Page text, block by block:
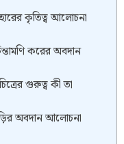
কৃতিত্ব আলোচনা
করের অবদান
গুরুত্ব কী তা
অবদান আলোচনা